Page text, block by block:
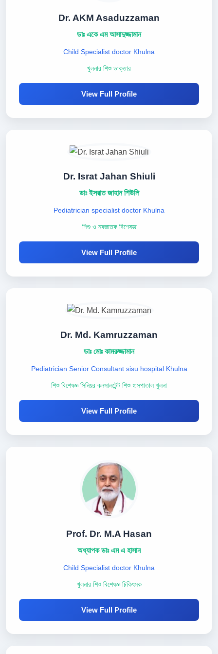
Dr. AKM Asaduzzaman
ডাঃ একে এম আসাদুজ্জামান
Child Specialist doctor Khulna
খুলনার শিশু ডাক্তার
View Full Profile
Dr. Israt Jahan Shiuli
ডাঃ ইসরাত জাহান শিউলি
Pediatrician specialist doctor Khulna
শিশু ও নবজাতক বিশেষজ্ঞ
View Full Profile
Dr. Md. Kamruzzaman
ডাঃ মোঃ কামরুজ্জামান
Pediatrician Senior Consultant sisu hospital Khulna
শিশু বিশেষজ্ঞ সিনিয়র কনসালটেন্ট শিশু হাসপাতাল খুলনা
View Full Profile
Prof. Dr. M.A Hasan
অধ্যাপক ডাঃ এম এ হাসান
Child Specialist doctor Khulna
খুলনার শিশু বিশেষজ্ঞ চিকিৎসক
View Full Profile